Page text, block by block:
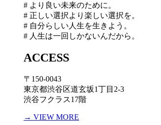
# より良い未来のために。
# 正しい選択より楽しい選択を。
# 自分らしい人生を生きよう。
# 人生は一回しかないんだから。
ACCESS
〒150-0043
東京都渋谷区道玄坂1丁目2-3
渋谷フクラス17階
→ VIEW MORE